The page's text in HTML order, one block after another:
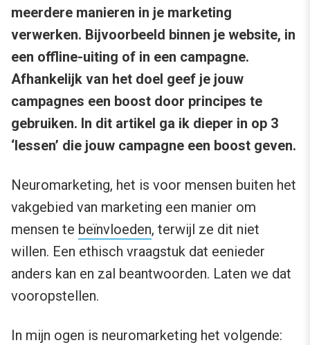
meerdere manieren in je marketing
verwerken. Bijvoorbeeld binnen je website, in
een offline-uiting of in een campagne.
Afhankelijk van het doel geef je jouw
campagnes een boost door principes te
gebruiken. In dit artikel ga ik dieper in op 3
‘lessen’ die jouw campagne een boost geven.
Neuromarketing, het is voor mensen buiten het
vakgebied van marketing een manier om
mensen te beïnvloeden, terwijl ze dit niet
willen. Een ethisch vraagstuk dat eenieder
anders kan en zal beantwoorden. Laten we dat
vooropstellen.
In mijn ogen is neuromarketing het volgende: